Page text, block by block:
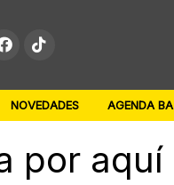
NOVEDADES AGENDA BA
por aquí